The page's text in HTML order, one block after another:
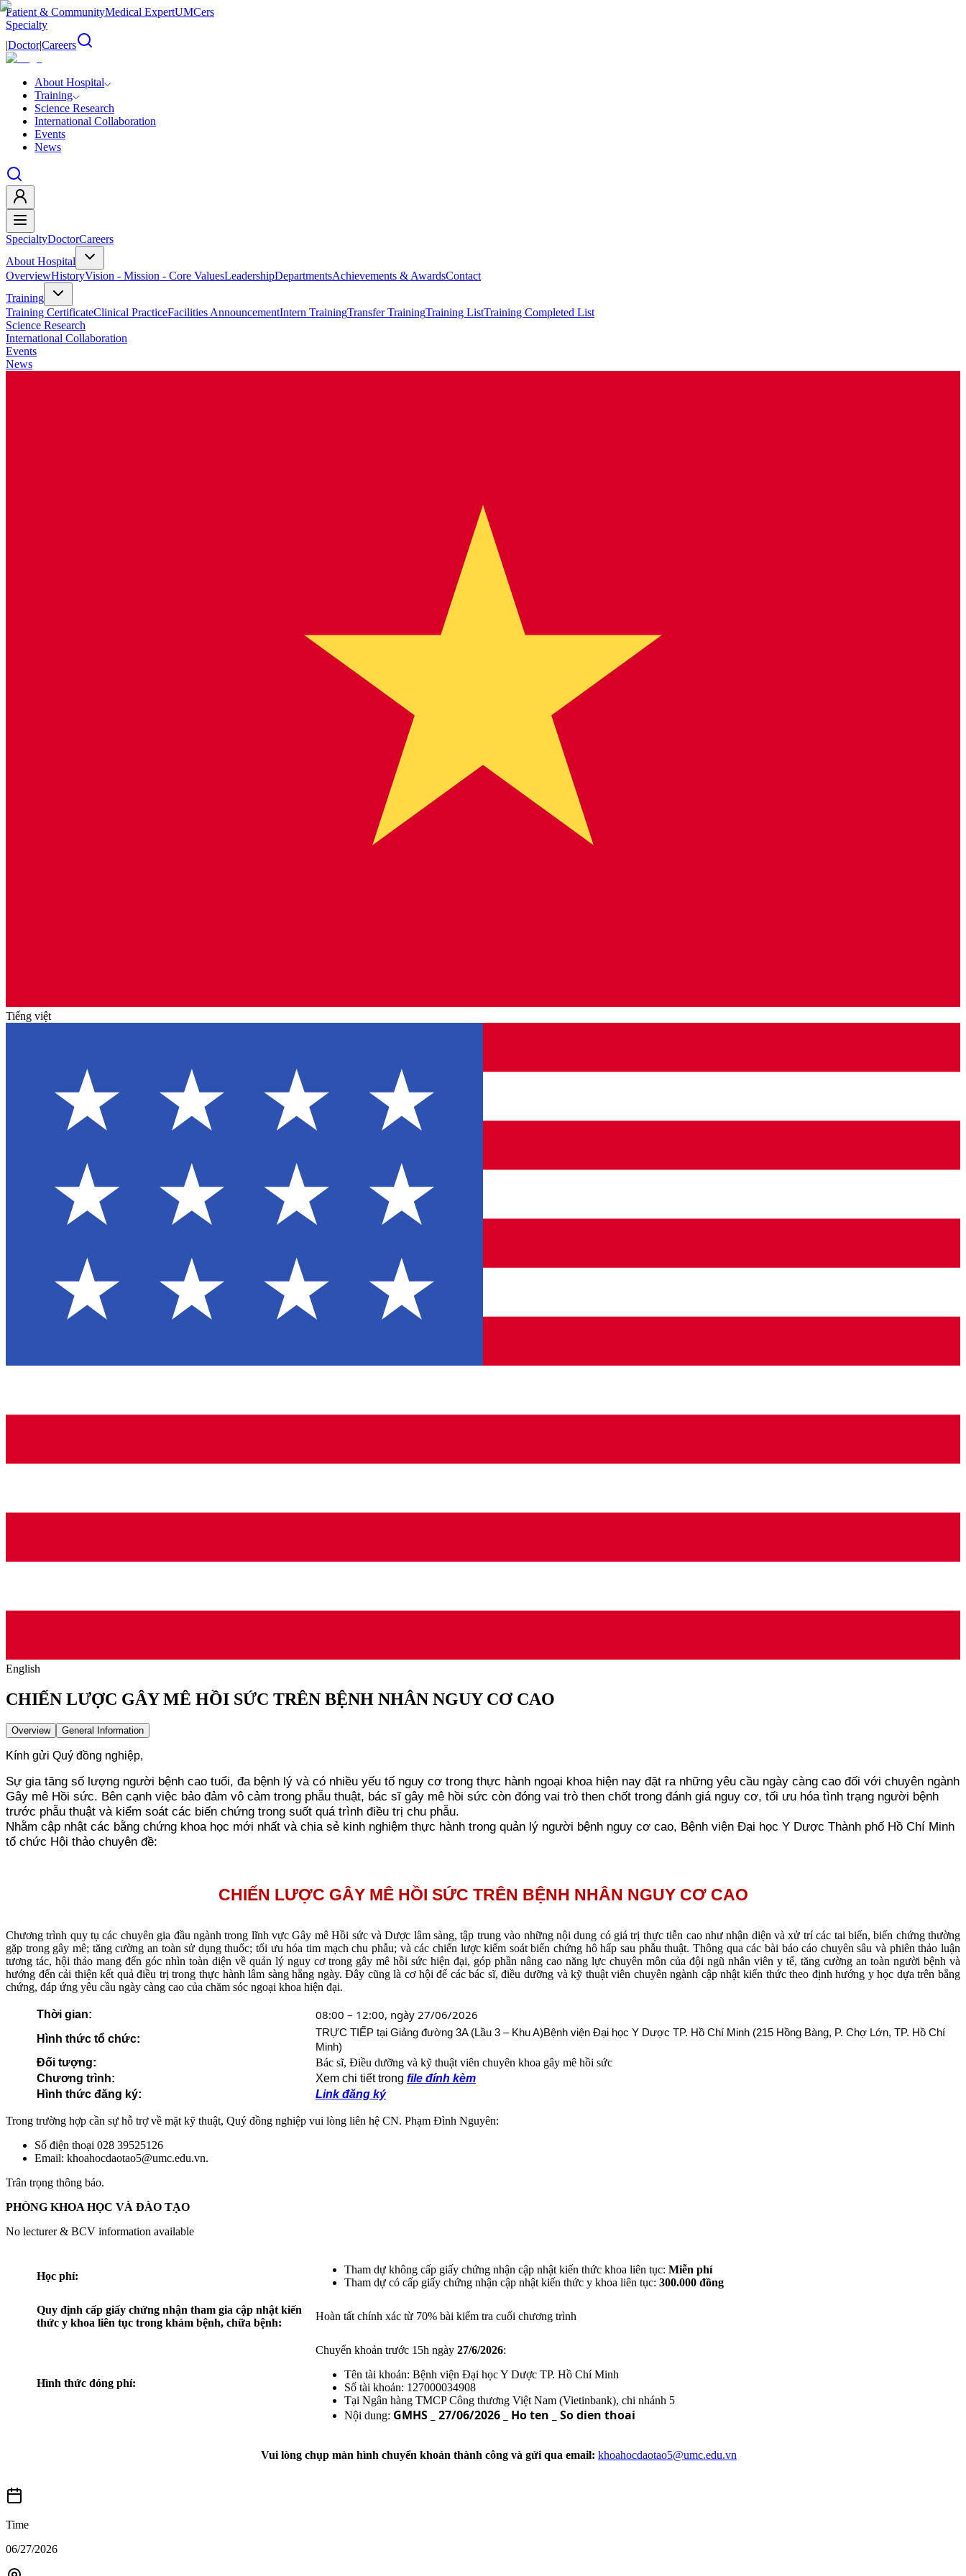
Patient & CommunityMedical ExpertUMCers
Specialty
|Doctor|Careers
About Hospital
Training
Science Research
International Collaboration
Events
News
SpecialtyDoctorCareers
About Hospital
OverviewHistoryVision - Mission - Core ValuesLeadershipDepartmentsAchievements & AwardsContact
Training
Training CertificateClinical PracticeFacilities AnnouncementIntern TrainingTransfer TrainingTraining ListTraining Completed List
Science Research
International Collaboration
Events
News
Tiếng việt
English
CHIẾN LƯỢC GÂY MÊ HỒI SỨC TRÊN BỆNH NHÂN NGUY CƠ CAO
Overview General Information
Kính gửi Quý đồng nghiệp,
Sự gia tăng số lượng người bệnh cao tuổi, đa bệnh lý và có nhiều yếu tố nguy cơ trong thực hành ngoại khoa hiện nay đặt ra những yêu cầu ngày càng cao đối với chuyên ngành
Gây mê Hồi sức. Bên cạnh việc bảo đảm vô cảm trong phẫu thuật, bác sĩ gây mê hồi sức còn đóng vai trò then chốt trong đánh giá nguy cơ, tối ưu hóa tình trạng người bệnh
trước phẫu thuật và kiểm soát các biến chứng trong suốt quá trình điều trị chu phẫu.
Nhằm cập nhật các bằng chứng khoa học mới nhất và chia sẻ kinh nghiệm thực hành trong quản lý người bệnh nguy cơ cao, Bệnh viện Đại học Y Dược Thành phố Hồ Chí Minh
tổ chức Hội thảo chuyên đề:
CHIẾN LƯỢC GÂY MÊ HỒI SỨC TRÊN BỆNH NHÂN NGUY CƠ CAO
Chương trình quy tụ các chuyên gia đầu ngành trong lĩnh vực Gây mê Hồi sức và Dược lâm sàng, tập trung vào những nội dung có giá trị thực tiễn cao như nhận diện và xử trí các tai biến, biến chứng thường
gặp trong gây mê; tăng cường an toàn sử dụng thuốc; tối ưu hóa tim mạch chu phẫu; và các chiến lược kiểm soát biến chứng hô hấp sau phẫu thuật. Thông qua các bài báo cáo chuyên sâu và phiên thảo luận
tương tác, hội thảo mang đến góc nhìn toàn diện về quản lý nguy cơ trong gây mê hồi sức hiện đại, góp phần nâng cao năng lực chuyên môn của đội ngũ nhân viên y tế, tăng cường an toàn người bệnh và
hướng đến cải thiện kết quả điều trị trong thực hành lâm sàng hằng ngày. Đây cũng là cơ hội để các bác sĩ, điều dưỡng và kỹ thuật viên chuyên ngành cập nhật kiến thức theo định hướng y học dựa trên bằng
chứng, đáp ứng yêu cầu ngày càng cao của chăm sóc ngoại khoa hiện đại.
Thời gian: 08:00 – 12:00, ngày 27/06/2026
Hình thức tổ chức:
TRỰC TIẾP tại Giảng đường 3A (Lầu 3 – Khu A)Bệnh viện Đại học Y Dược TP. Hồ Chí Minh (215 Hồng Bàng, P. Chợ Lớn, TP. Hồ Chí
Minh)
Đối tượng:
Bác sĩ, Điều dưỡng và kỹ thuật viên chuyên khoa gây mê hồi sức
Chương trình:
Xem chi tiết trong file đính kèm
Hình thức đăng ký:
Link đăng ký
Trong trường hợp cần sự hỗ trợ về mặt kỹ thuật, Quý đồng nghiệp vui lòng liên hệ CN. Phạm Đình Nguyên:
Số điện thoại 028 39525126
Email: khoahocdaotao5@umc.edu.vn.
Trân trọng thông báo.
PHÒNG KHOA HỌC VÀ ĐÀO TẠO
No lecturer & BCV information available
Học phí:
Tham dự không cấp giấy chứng nhận cập nhật kiến thức khoa liên tục: Miễn phí
Tham dự có cấp giấy chứng nhận cập nhật kiến thức y khoa liên tục: 300.000 đồng
Quy định cấp giấy chứng nhận tham gia cập nhật kiến
thức y khoa liên tục trong khám bệnh, chữa bệnh:
Hoàn tất chính xác từ 70% bài kiểm tra cuối chương trình
Hình thức đóng phí:
Chuyển khoản trước 15h ngày 27/6/2026:
Tên tài khoản: Bệnh viện Đại học Y Dược TP. Hồ Chí Minh
Số tài khoản: 127000034908
Tại Ngân hàng TMCP Công thương Việt Nam (Vietinbank), chi nhánh 5
Nội dung: GMHS _ 27/06/2026 _ Ho ten _ So dien thoai
Vui lòng chụp màn hình chuyển khoản thành công và gửi qua email: khoahocdaotao5@umc.edu.vn
Time
06/27/2026